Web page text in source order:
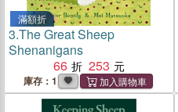
滿額折
3.The Great Sheep
Shenanigans
66
253
庫存：1